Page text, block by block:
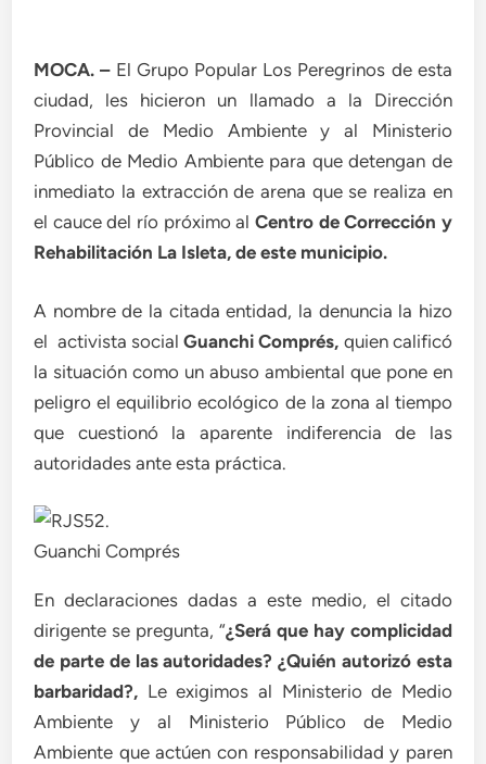
MOCA. –El Grupo Popular Los Peregrinos de esta
ciudad, les hicieron un llamado a la Dirección
Provincial de Medio Ambiente y al Ministerio
Público de Medio Ambiente para que detengan de
inmediato la extracción de arena que se realiza en
el cauce del río próximo al Centro de Corrección y
Rehabilitación La Isleta, de este municipio.
A nombre de la citada entidad, la denuncia la hizo
el activista social Guanchi Comprés, quien calificó
la situación como un abuso ambiental que pone en
peligro el equilibrio ecológico de la zona al tiempo
que cuestionó la aparente indiferencia de las
autoridades ante esta práctica.
Guanchi Comprés
En declaraciones dadas a este medio, el citado
dirigente se pregunta, “¿Será que hay complicidad
de parte de las autoridades? ¿Quién autorizó esta
barbaridad?, Le exigimos al Ministerio de Medio
Ambiente y al Ministerio Público de Medio
Ambiente que actúen con responsabilidad y paren